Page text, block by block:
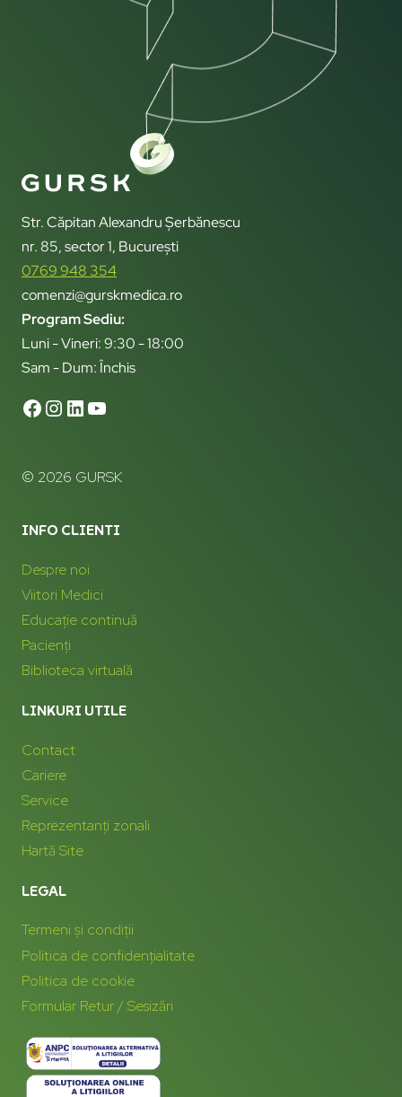
Str. Căpitan Alexandru Șerbănescu
nr. 85, sector 1, București
0769 948 354
comenzi@gurskmedica.ro
Program Sediu:
Luni - Vineri: 9:30 - 18:00
Sam - Dum: Închis
© 2026 GURSK
INFO CLIENTI
Despre noi
Viitori Medici
Educație continuă
Pacienți
Biblioteca virtuală
LINKURI UTILE
Contact
Cariere
Service
Reprezentanți zonali
Hartă Site
LEGAL
Termeni și condiții
Politica de confidențialitate
Politica de cookie
Formular Retur / Sesizări